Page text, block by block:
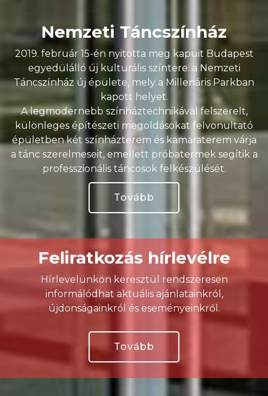
Nemzeti Táncszínház
2019. február 15-én nyitotta meg kapuit Budapest
egyedülálló új kulturális színtere: a Nemzeti
Táncszínház új épülete, mely a Millenáris Parkban
kapott helyet.
A legmodernebb színháztechnikával felszerelt,
különleges építészeti megoldásokat felvonultató
épületben két színházterem és kamaraterem várja
a tánc szerelmeseit, emellett próbatermek segítik a
professzionális táncosok felkészülését.
Tovább
Feliratkozás hírlevélre
Hírlevelünkön keresztül rendszeresen
informálódhat aktuális ajánlatainkról,
újdonságainkról és eseményeinkről.
Tovább